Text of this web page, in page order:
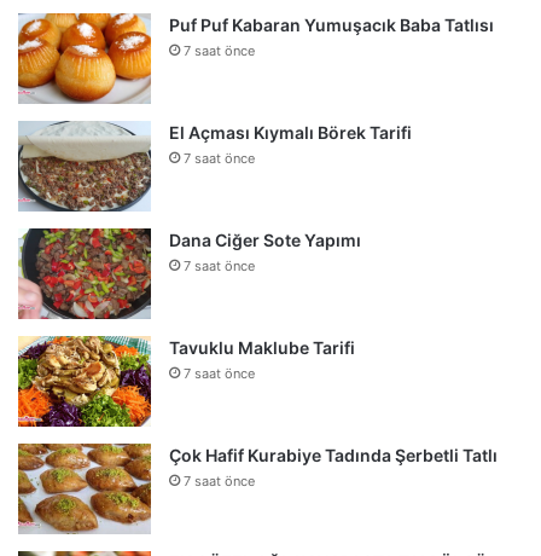
Puf Puf Kabaran Yumuşacık Baba Tatlısı
7 saat önce
El Açması Kıymalı Börek Tarifi
7 saat önce
Dana Ciğer Sote Yapımı
7 saat önce
Tavuklu Maklube Tarifi
7 saat önce
Çok Hafif Kurabiye Tadında Şerbetli Tatlı
7 saat önce